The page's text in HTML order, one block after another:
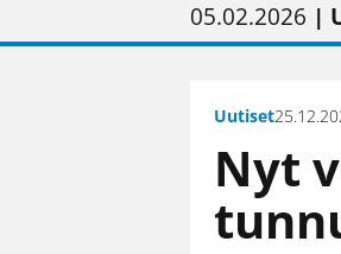
01.02.2026 |
05.02.2026 |
23.04.2026 |
09.05.2026|
Uutiset
Nyt